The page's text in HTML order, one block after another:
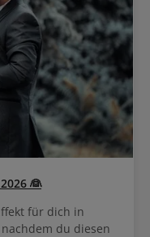
👰
für dich in
du diesen